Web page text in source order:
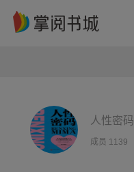
人性密码
成员 1139